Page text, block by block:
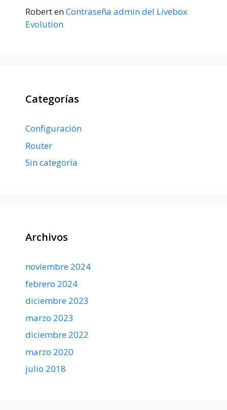
RobertenContraseña admin del Livebox
Evolution
Categorías
Configuración
Router
Sin categoría
Archivos
noviembre 2024
febrero 2024
diciembre 2023
marzo 2023
diciembre 2022
marzo 2020
julio 2018